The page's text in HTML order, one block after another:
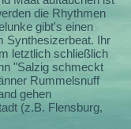
die Rhythmen
gibt's einen
Synthesizerbeat. Ihr
letztlich schließlich
"Salzig schmeckt
Rummelsnuff
gehen
(z.B. Flensburg,